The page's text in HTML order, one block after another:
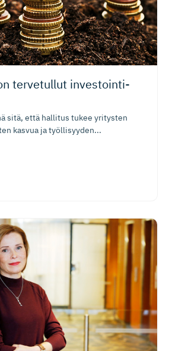
tervetullut investoin­ti­
sitä, että hallitus tukee yritysten
kasvua ja työllisyyden...